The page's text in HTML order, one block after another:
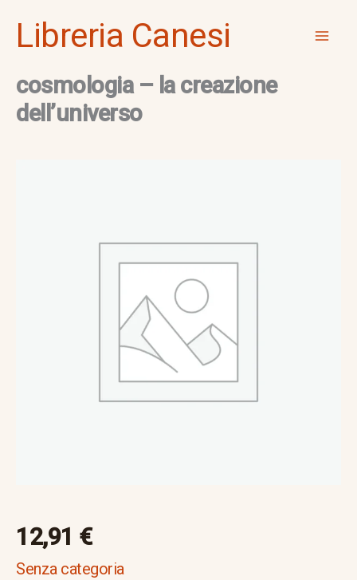
Libreria Canesi
cosmologia – la creazione
dell’universo
12,91 €
Senza categoria